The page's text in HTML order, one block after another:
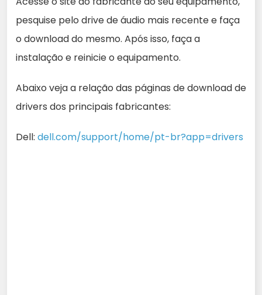
pesquise pelo drive de áudio mais recente e faça
o download do mesmo. Após isso, faça a
instalação e reinicie o equipamento.
Abaixo veja a relação das páginas de download de
drivers dos principais fabricantes:
Dell: dell.com/support/home/pt-br?app=drivers